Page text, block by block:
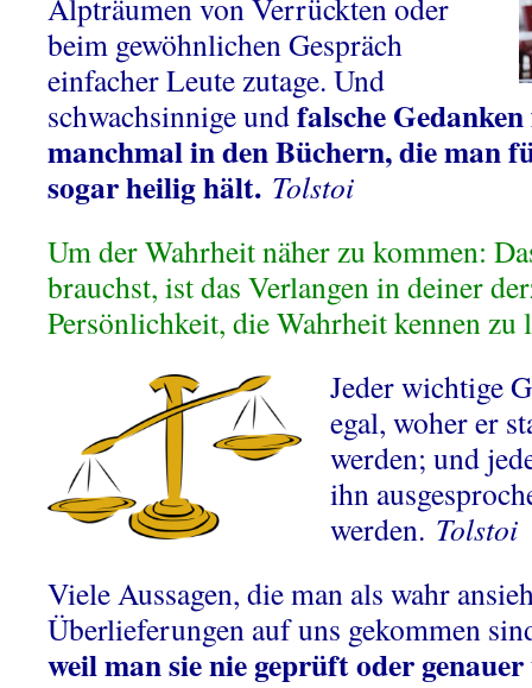
Alpträumen von Verrückten oder
beim gewöhnlichen Gespräch
einfacher Leute zutage. Und
schwachsinnige undfalsche
manchmal in den Büchern, die man
sogar heilig hält. Tolstoi
Um der Wahrheit näher zu kommen:
brauchst, ist das Verlangen in deiner
Persönlichkeit, die Wahrheit kennen
Jeder wichtige
egal, woher er
werden; und
ihn
werden. Tolstoi
Viele Aussagen, die man als wahr
Überlieferungen auf uns gekommen
weil man sie nie geprüft oder